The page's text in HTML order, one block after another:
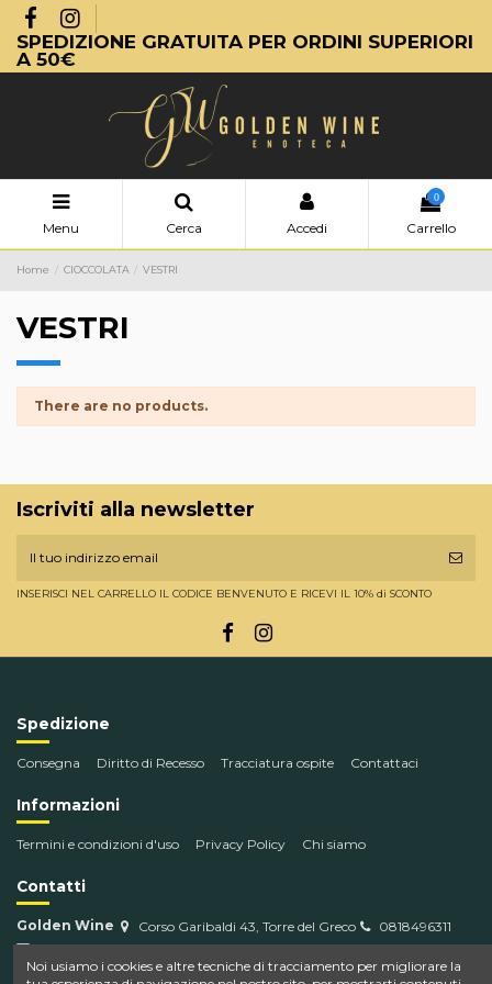
SPEDIZIONE GRATUITA PER ORDINI SUPERIORI
A 50€
Menu Cerca Accedi
0
Carrello
Home CIOCCOLATA VESTRI
VESTRI
There are no products.
Iscriviti alla newsletter
INSERISCI NEL CARRELLO IL CODICE BENVENUTO E RICEVI IL 10% di SCONTO
Spedizione
Consegna Diritto di Recesso Tracciatura ospite Contattaci
Informazioni
Termini e condizioni d'uso Privacy Policy Chi siamo
Contatti
Golden Wine Corso Garibaldi 43, Torre del Greco
0818496311
info@goldenwine.com
Noi usiamo i cookies e altre tecniche di tracciamento per migliorare la